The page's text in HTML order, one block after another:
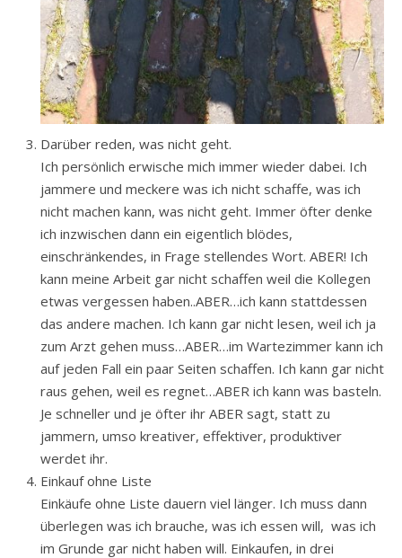
Darüber reden, was nicht geht.
Ich persönlich erwische mich immer wieder dabei. Ich
jammere und meckere was ich nicht schaffe, was ich
nicht machen kann, was nicht geht. Immer öfter denke
ich inzwischen dann ein eigentlich blödes,
einschränkendes, in Frage stellendes Wort. ABER! Ich
kann meine Arbeit gar nicht schaffen weil die Kollegen
etwas vergessen haben..ABER…ich kann stattdessen
das andere machen. Ich kann gar nicht lesen, weil ich ja
zum Arzt gehen muss…ABER…im Wartezimmer kann ich
auf jeden Fall ein paar Seiten schaffen. Ich kann gar nicht
raus gehen, weil es regnet…ABER ich kann was basteln.
Je schneller und je öfter ihr ABER sagt, statt zu
jammern, umso kreativer, effektiver, produktiver
werdet ihr.
Einkauf ohne Liste
Einkäufe ohne Liste dauern viel länger. Ich muss dann
überlegen was ich brauche, was ich essen will, was ich
im Grunde gar nicht haben will. Einkaufen, in drei